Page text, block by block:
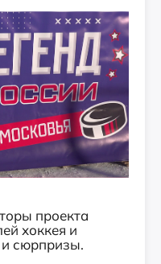
проекта
хоккея и
сюрпризы.